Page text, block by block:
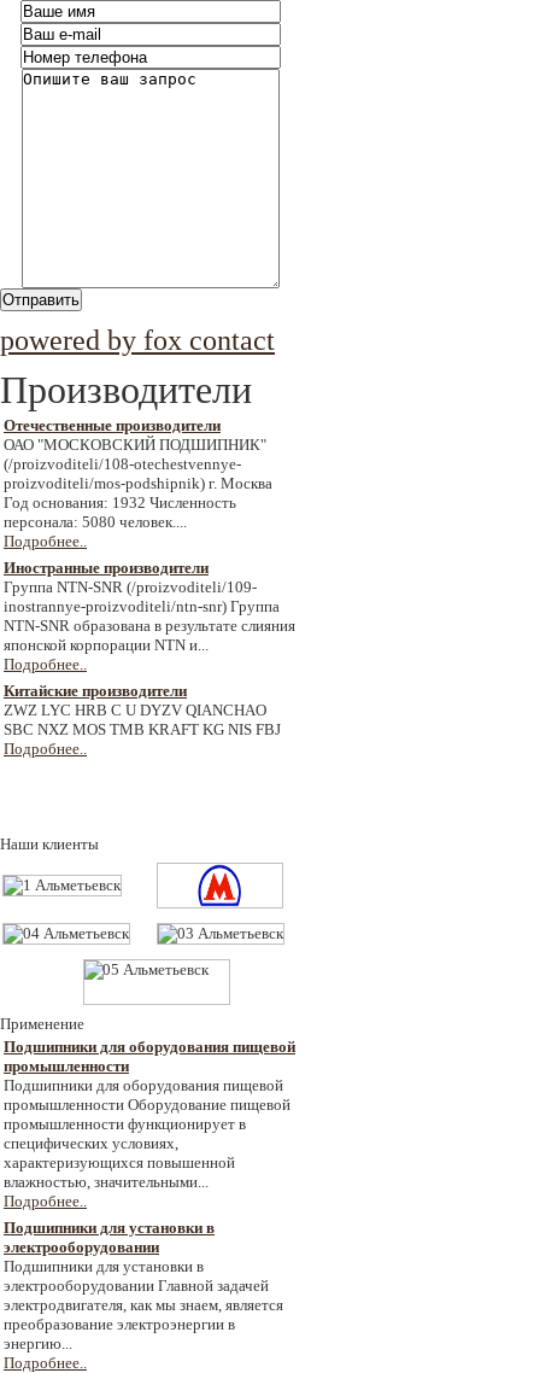
Отправить
powered by fox contact
Производители
Отечественные производители
ОАО "МОСКОВСКИЙ ПОДШИПНИК"
(/proizvoditeli/108-otechestvennye-
proizvoditeli/mos-podshipnik) г. Москва
Год основания: 1932 Численность
персонала: 5080 человек....
Подробнее..
Иностранные производители
Группа NTN-SNR (/proizvoditeli/109-
inostrannye-proizvoditeli/ntn-snr) Группа
NTN-SNR образована в результате слияния
японской корпорации NTN и...
Подробнее..
Китайские производители
ZWZ LYC HRB C U DYZV QIANCHAO
SBC NXZ MOS TMB KRAFT KG NIS FBJ
Подробнее..
Наши клиенты
Применение
Подшипники для оборудования пищевой
промышленности
Подшипники для оборудования пищевой
промышленности Оборудование пищевой
промышленности функционирует в
специфических условиях,
характеризующихся повышенной
влажностью, значительными...
Подробнее..
Подшипники для установки в
электрооборудовании
Подшипники для установки в
электрооборудовании Главной задачей
электродвигателя, как мы знаем, является
преобразование электроэнергии в
энергию...
Подробнее..